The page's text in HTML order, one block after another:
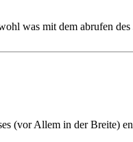
was mit dem abrufen des
(vor Allem in der Breite)